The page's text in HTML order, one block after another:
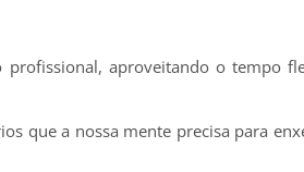
profissional, aproveitando o tempo
que a nossa mente precisa para